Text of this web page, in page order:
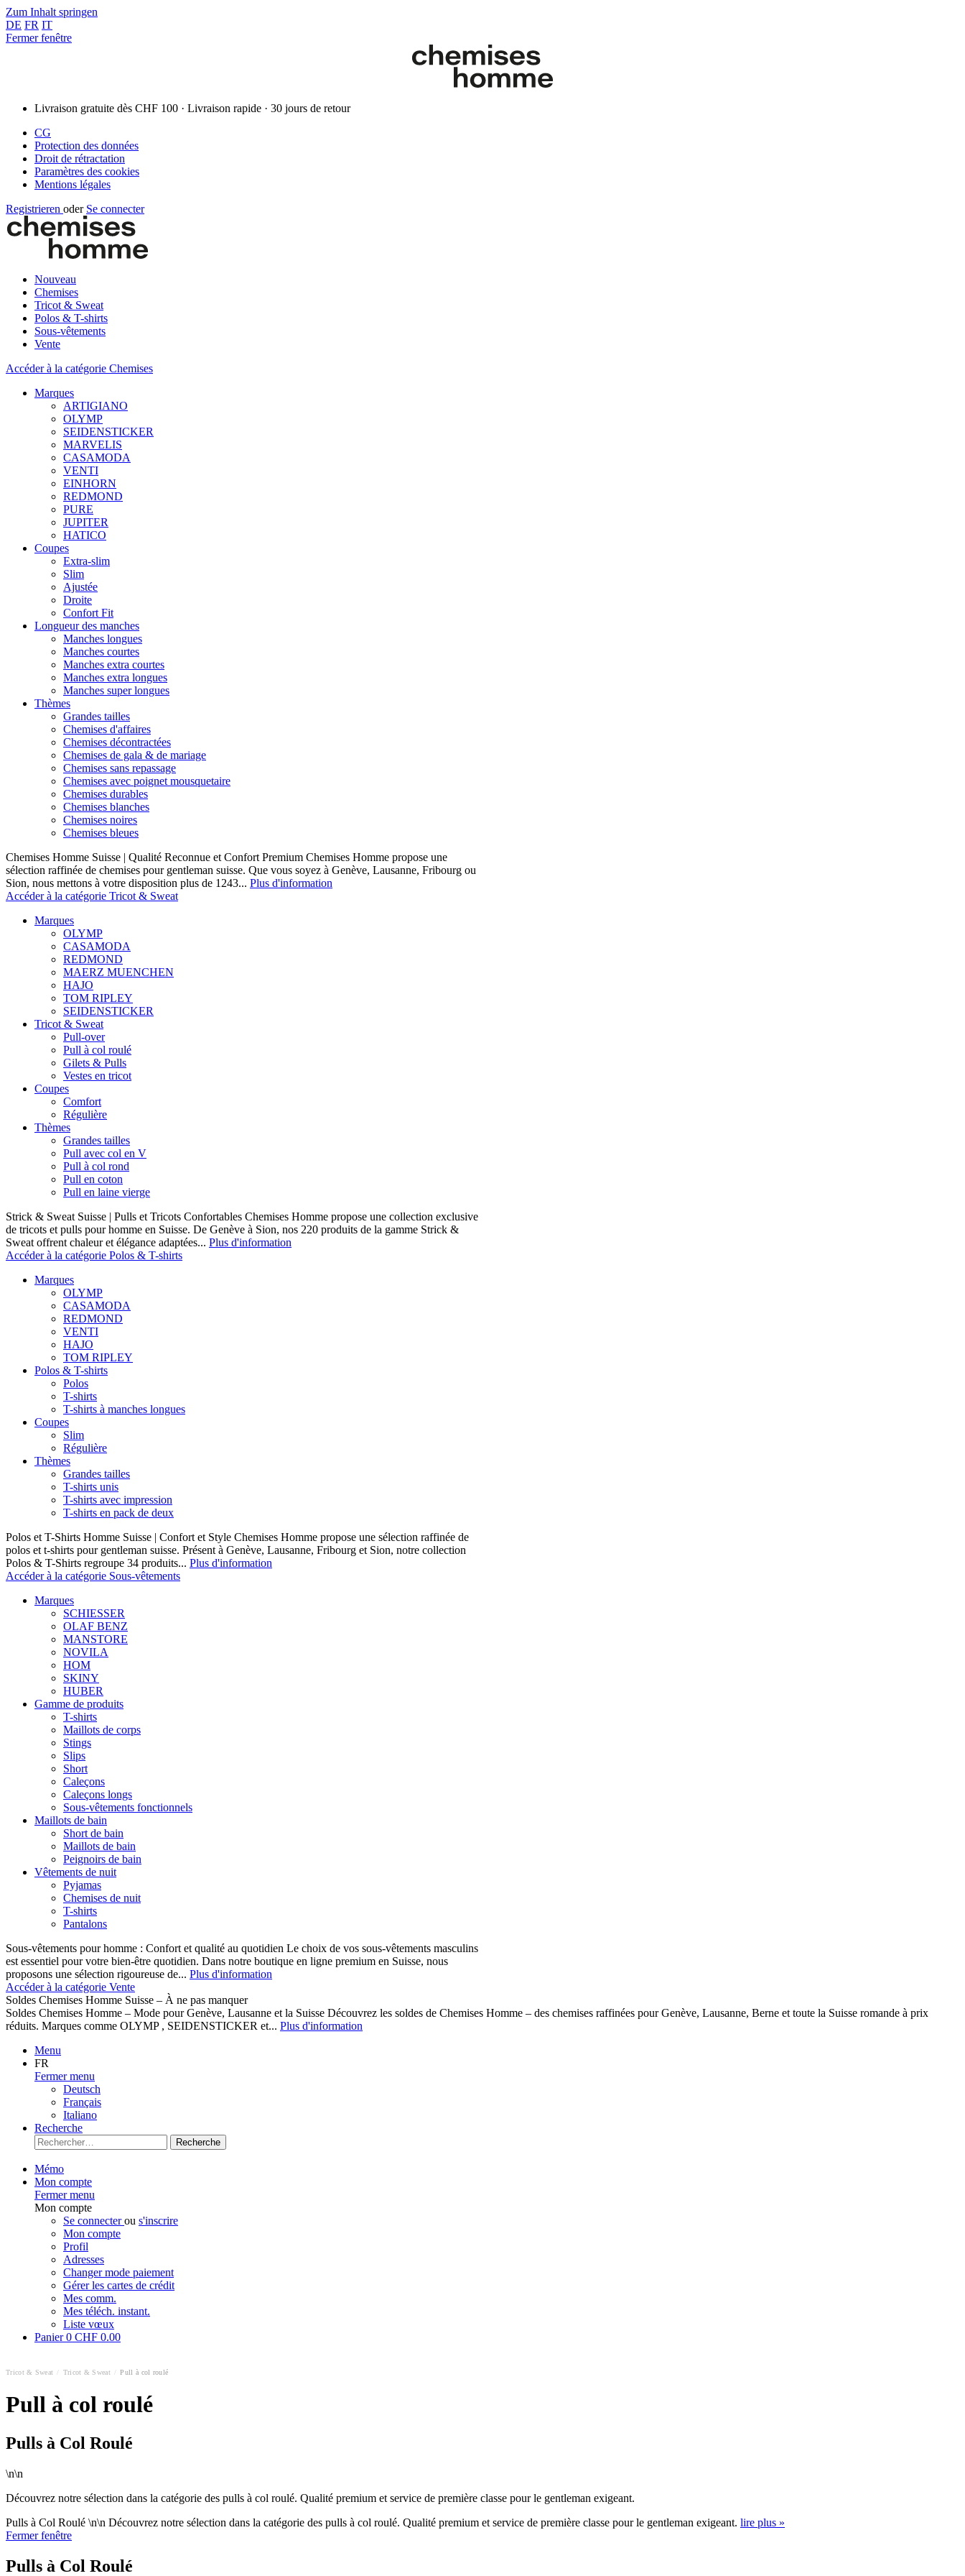
Zum Inhalt springen
DE FR IT
Fermer fenêtre
Livraison gratuite dès CHF 100 · Livraison rapide · 30 jours de retour
CG
Protection des données
Droit de rétractation
Paramètres des cookies
Mentions légales
Registrieren oder Se connecter
Nouveau
Chemises
Tricot & Sweat
Polos & T-shirts
Sous-vêtements
Vente
Accéder à la catégorie Chemises
Marques
ARTIGIANO
OLYMP
SEIDENSTICKER
MARVELIS
CASAMODA
VENTI
EINHORN
REDMOND
PURE
JUPITER
HATICO
Coupes
Extra-slim
Slim
Ajustée
Droite
Confort Fit
Longueur des manches
Manches longues
Manches courtes
Manches extra courtes
Manches extra longues
Manches super longues
Thèmes
Grandes tailles
Chemises d'affaires
Chemises décontractées
Chemises de gala & de mariage
Chemises sans repassage
Chemises avec poignet mousquetaire
Chemises durables
Chemises blanches
Chemises noires
Chemises bleues
Chemises Homme Suisse | Qualité Reconnue et Confort Premium Chemises Homme propose une
sélection raffinée de chemises pour gentleman suisse. Que vous soyez à Genève, Lausanne, Fribourg ou
Sion, nous mettons à votre disposition plus de 1243... Plus d'information
Accéder à la catégorie Tricot & Sweat
Marques
OLYMP
CASAMODA
REDMOND
MAERZ MUENCHEN
HAJO
TOM RIPLEY
SEIDENSTICKER
Tricot & Sweat
Pull-over
Pull à col roulé
Gilets & Pulls
Vestes en tricot
Coupes
Comfort
Régulière
Thèmes
Grandes tailles
Pull avec col en V
Pull à col rond
Pull en coton
Pull en laine vierge
Strick & Sweat Suisse | Pulls et Tricots Confortables Chemises Homme propose une collection exclusive
de tricots et pulls pour homme en Suisse. De Genève à Sion, nos 220 produits de la gamme Strick &
Sweat offrent chaleur et élégance adaptées... Plus d'information
Accéder à la catégorie Polos & T-shirts
Marques
OLYMP
CASAMODA
REDMOND
VENTI
HAJO
TOM RIPLEY
Polos & T-shirts
Polos
T-shirts
T-shirts à manches longues
Coupes
Slim
Régulière
Thèmes
Grandes tailles
T-shirts unis
T-shirts avec impression
T-shirts en pack de deux
Polos et T-Shirts Homme Suisse | Confort et Style Chemises Homme propose une sélection raffinée de
polos et t-shirts pour gentleman suisse. Présent à Genève, Lausanne, Fribourg et Sion, notre collection
Polos & T-Shirts regroupe 34 produits... Plus d'information
Accéder à la catégorie Sous-vêtements
Marques
SCHIESSER
OLAF BENZ
MANSTORE
NOVILA
HOM
SKINY
HUBER
Gamme de produits
T-shirts
Maillots de corps
Stings
Slips
Short
Caleçons
Caleçons longs
Sous-vêtements fonctionnels
Maillots de bain
Short de bain
Maillots de bain
Peignoirs de bain
Vêtements de nuit
Pyjamas
Chemises de nuit
T-shirts
Pantalons
Sous-vêtements pour homme : Confort et qualité au quotidien Le choix de vos sous-vêtements masculins
est essentiel pour votre bien-être quotidien. Dans notre boutique en ligne premium en Suisse, nous
proposons une sélection rigoureuse de... Plus d'information
Accéder à la catégorie Vente
Soldes Chemises Homme Suisse – À ne pas manquer
Soldes Chemises Homme – Mode pour Genève, Lausanne et la Suisse Découvrez les soldes de Chemises Homme – des chemises raffinées pour Genève, Lausanne, Berne et toute la Suisse romande à prix
réduits. Marques comme OLYMP , SEIDENSTICKER et... Plus d'information
Menu
FR
Fermer menu
Deutsch
Français
Italiano
Recherche
Recherche
Mémo
Mon compte
Fermer menu
Mon compte
Se connecterou s'inscrire
Mon compte
Profil
Adresses
Changer mode paiement
Gérer les cartes de crédit
Mes comm.
Mes téléch. instant.
Liste vœux
Panier0 CHF 0.00
Tricot & Sweat Tricot & Sweat Pull à col roulé
Pull à col roulé
Pulls à Col Roulé
\n\n
Découvrez notre sélection dans la catégorie des pulls à col roulé. Qualité premium et service de première classe pour le gentleman exigeant.
Pulls à Col Roulé \n\n Découvrez notre sélection dans la catégorie des pulls à col roulé. Qualité premium et service de première classe pour le gentleman exigeant. lire plus »
Fermer fenêtre
Pulls à Col Roulé